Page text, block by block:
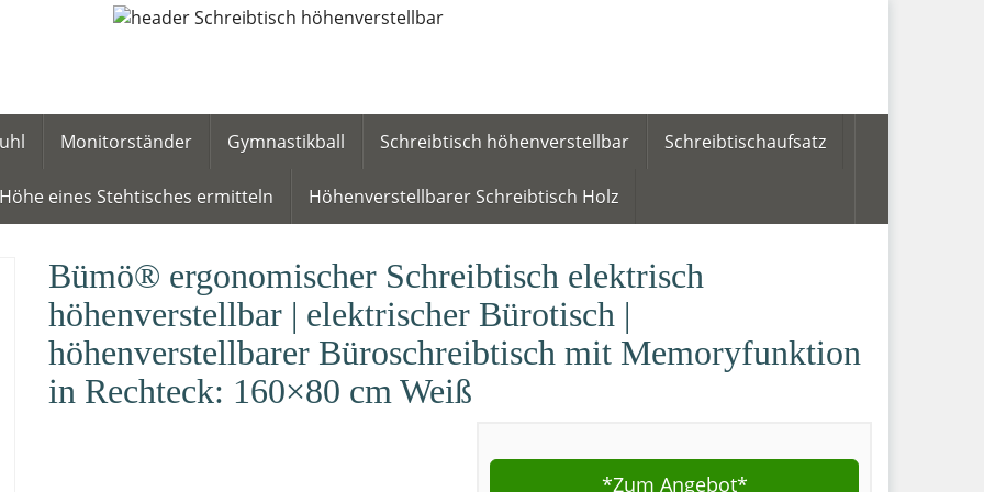
Monitorständer Gymnastikball Schreibtisch höhenverstellbar Schreibtischaufsatz
eines Stehtisches ermitteln Höhenverstellbarer Schreibtisch Holz
Bümö® ergonomischer Schreibtisch elektrisch
höhenverstellbar | elektrischer Bürotisch |
höhenverstellbarer Büroschreibtisch mit Memoryfunktion
in Rechteck: 160×80 cm Weiß
*Zum Angebot*